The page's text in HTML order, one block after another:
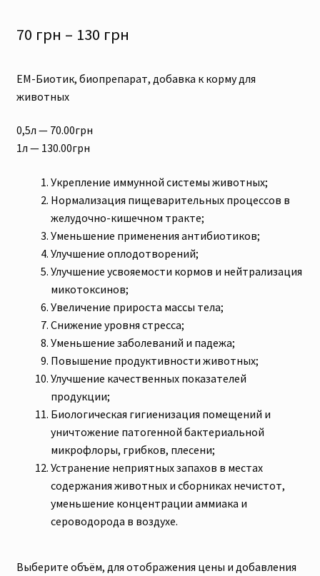
70 грн – 130 грн
70 грн
ЕМ-Биотик, биопрепарат, добавка к корму для
животных
0,5л — 70.00грн
1л — 130.00грн
Укрепление иммунной системы животных;
Нормализация пищеварительных процессов в
желудочно-кишечном тракте;
Уменьшение применения антибиотиков;
Улучшение оплодотворений;
Улучшение усвояемости кормов и нейтрализация
микотоксинов;
Увеличение прироста массы тела;
Снижение уровня стресса;
Уменьшение заболеваний и падежа;
Повышение продуктивности животных;
Улучшение качественных показателей
продукции;
Биологическая гигиенизация помещений и
уничтожение патогенной бактериальной
микрофлоры, грибков, плесени;
Устранение неприятных запахов в местах
содержания животных и сборниках нечистот,
уменьшение концентрации аммиака и
сероводорода в воздухе.
Выберите объём, для отображения цены и добавления